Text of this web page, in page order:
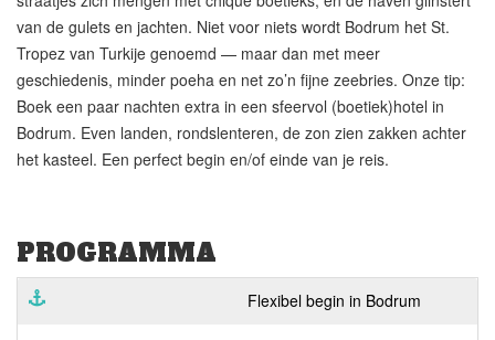
van de gulets en jachten. Niet voor niets wordt Bodrum het St.
Tropez van Turkije genoemd — maar dan met meer
geschiedenis, minder poeha en net zo’n fijne zeebries. Onze tip:
Boek een paar nachten extra in een sfeervol (boetiek)hotel in
Bodrum. Even landen, rondslenteren, de zon zien zakken achter
het kasteel. Een perfect begin en/of einde van je reis.
PROGRAMMA
Flexibel begin in Bodrum